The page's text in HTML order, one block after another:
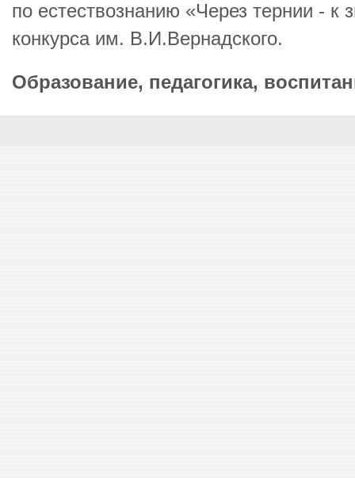
по естествознанию «Через тернии - к
конкурса им. В.И.Вернадского.
Образование, педагогика,